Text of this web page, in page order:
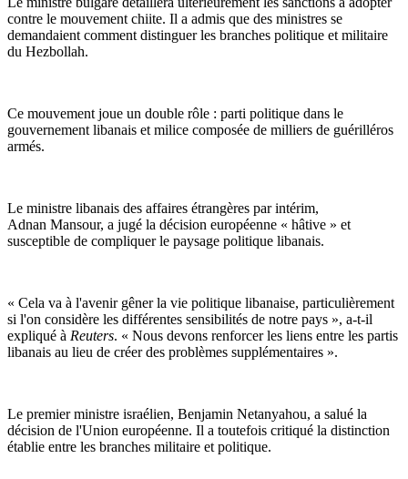
contre le mouvement chiite. Il a admis que des ministres se
demandaient comment distinguer les branches politique et militaire
du Hezbollah.
Ce mouvement joue un double rôle : parti politique dans le
gouvernement libanais et milice composée de milliers de guérilléros
armés.
Le ministre libanais des affaires étrangères par intérim,
Adnan Mansour, a jugé la décision européenne « hâtive » et
susceptible de compliquer le paysage politique libanais.
« Cela va à l'avenir gêner la vie politique libanaise, particulièrement
si l'on considère les différentes sensibilités de notre pays », a-t-il
expliqué à Reuters. « Nous devons renforcer les liens entre les partis
libanais au lieu de créer des problèmes supplémentaires ».
Le premier ministre israélien, Benjamin Netanyahou, a salué la
décision de l'Union européenne. Il a toutefois critiqué la distinction
établie entre les branches militaire et politique.